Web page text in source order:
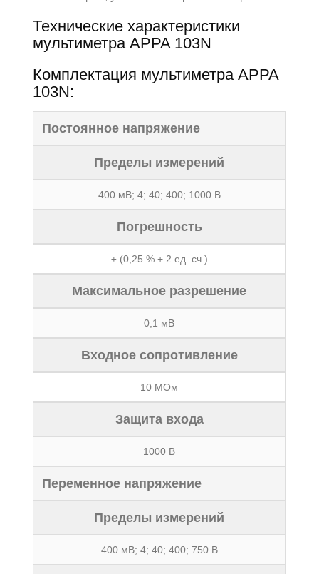
Технические характеристики
мультиметра APPA 103N
Комплектация мультиметра APPA
103N:
Постоянное напряжение
Пределы измерений
400 мВ; 4; 40; 400; 1000 В
Погрешность
± (0,25 % + 2 ед. сч.)
Максимальное разрешение
0,1 мВ
Входное сопротивление
10 МОм
Защита входа
1000 В
Переменное напряжение
Пределы измерений
400 мВ; 4; 40; 400; 750 В